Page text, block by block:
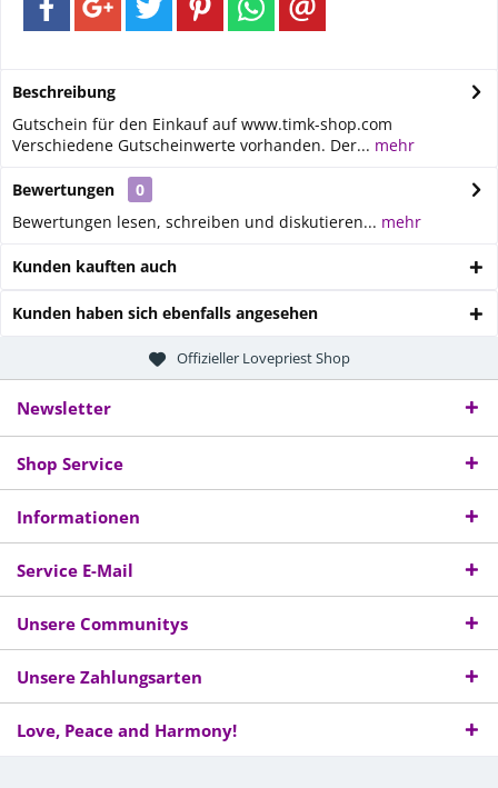
Beschreibung
Gutschein für den Einkauf auf www.timk-shop.com
Verschiedene Gutscheinwerte vorhanden. Der... mehr
Bewertungen
0
Bewertungen lesen, schreiben und diskutieren... mehr
Kunden kauften auch
Kunden haben sich ebenfalls angesehen
Offizieller Lovepriest Shop
Newsletter
Shop Service
Informationen
Service E-Mail
Unsere Communitys
Unsere Zahlungsarten
Love, Peace and Harmony!